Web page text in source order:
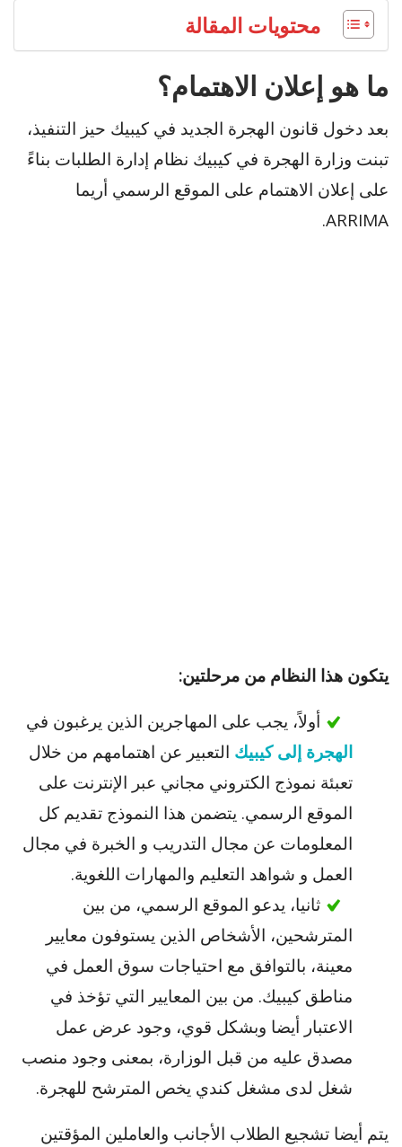
محتويات المقالة
ما هو إعلان الاهتمام؟
بعد دخول قانون الهجرة الجديد في كيبيك حيز التنفيذ،
تبنت وزارة الهجرة في كيبيك نظام إدارة الطلبات بناءً
على إعلان الاهتمام على الموقع الرسمي أريما
ARRIMA.
يتكون هذا النظام من مرحلتين:
أولاً، يجب على المهاجرين الذين يرغبون في
الهجرة إلى كيبيك التعبير عن اهتمامهم من خلال
تعبئة نموذج الكتروني مجاني عبر الإنترنت على
الموقع الرسمي. يتضمن هذا النموذج تقديم كل
المعلومات عن مجال التدريب و الخبرة في مجال
العمل و شواهد التعليم والمهارات اللغوية.
ثانيا، يدعو الموقع الرسمي، من بين
المترشحين، الأشخاص الذين يستوفون معايير
معينة، بالتوافق مع احتياجات سوق العمل في
مناطق كيبيك. من بين المعايير التي تؤخذ في
الاعتبار أيضا وبشكل قوي، وجود عرض عمل
مصدق عليه من قبل الوزارة، بمعنى وجود منصب
شغل لدى مشغل كندي يخص المترشح للهجرة.
يتم أيضا تشجيع الطلاب الأجانب والعاملين المؤقتين